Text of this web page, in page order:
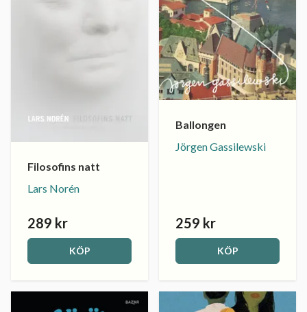
Filosofins natt
Lars Norén
289 kr
KÖP
Ballongen
Jörgen Gassilewski
259 kr
KÖP